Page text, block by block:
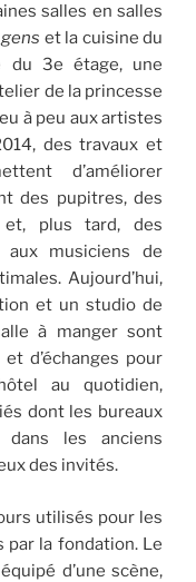
salles en salles
et la cuisine du
du 3e étage, une
de la princesse
à peu aux artistes
des travaux et
d’améliorer
des pupitres, des
et, plus tard, des
musiciens de
Aujourd’hui,
et un studio de
à manger sont
d’échanges pour
au quotidien,
dont les bureaux
les anciens
des invités.
utilisés pour les
la fondation. Le
d’une scène,